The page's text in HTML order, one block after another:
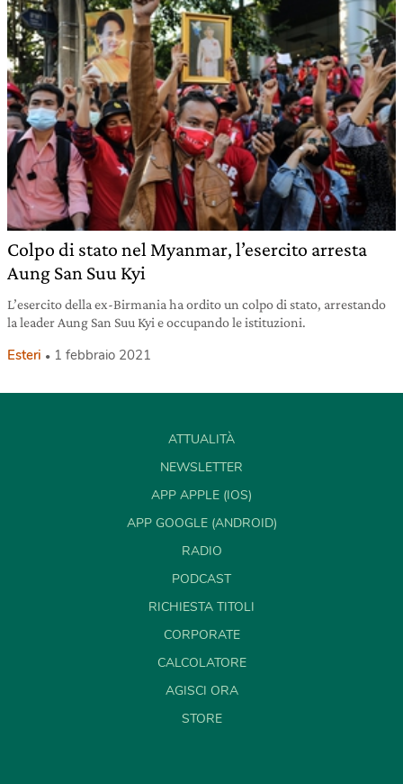
Colpo di stato nel Myanmar, l’esercito arresta
Aung San Suu Kyi
L’esercito della ex-Birmania ha ordito un colpo di stato, arrestando
la leader Aung San Suu Kyi e occupando le istituzioni.
Esteri 1 febbraio 2021
ATTUALITÀ
NEWSLETTER
APP APPLE (IOS)
APP GOOGLE (ANDROID)
RADIO
PODCAST
RICHIESTA TITOLI
CORPORATE
CALCOLATORE
AGISCI ORA
STORE